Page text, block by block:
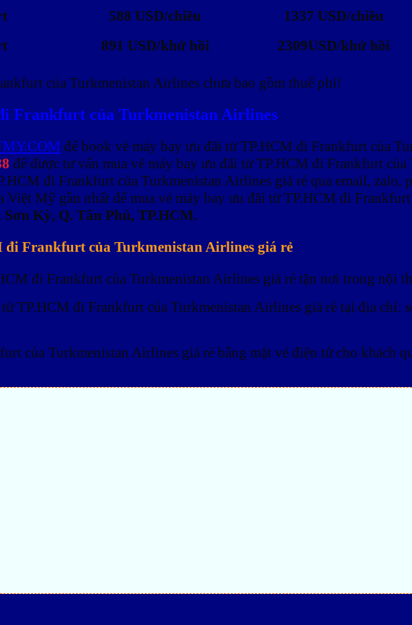
588 USD/chiều 1337 USD/chiều
891 USD/khứ hồi 2309USD/khứ hồi
của Turkmenistan Airlines chưa bao gồm thuế phí!
Frankfurt của Turkmenistan Airlines
để book vé máy bay ưu đãi từ TP.HCM đi Frankfurt của
để được tư vấn mua vé máy bay ưu đãi từ TP.HCM đi Frankfurt
đi Frankfurt của Turkmenistan Airlines giá rẻ qua email, zalo,
Mỹ gần nhất để mua vé máy bay ưu đãi từ TP.HCM đi
Kỳ, Q. Tân Phú, TP.HCM.
đi Frankfurt của Turkmenistan Airlines giá rẻ
đi Frankfurt của Turkmenistan Airlines giá rẻ tận nơi trong nội
TP.HCM đi Frankfurt của Turkmenistan Airlines giá rẻ tại địa chỉ:
của Turkmenistan Airlines giá rẻ bằng mặt vé điện tử cho khách